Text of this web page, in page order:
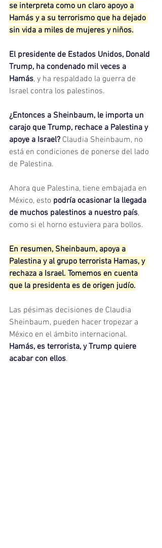
se interpreta como un claro apoyo a
Hamás y a su terrorismo que ha dejado
sin vida a miles de mujeres y niños.
El presidente de Estados Unidos, Donald
Trump, ha condenado mil veces a
Hamás, y ha respaldado la guerra de
Israel contra los palestinos.
¿Entonces a Sheinbaum, le importa un
carajo que Trump, rechace a Palestina y
apoye a Israel? Claudia Sheinbaum, no
está en condiciones de ponerse del lado
de Palestina.
Ahora que Palestina, tiene embajada en
México, esto podría ocasionar la llegada
de muchos palestinos a nuestro país,
como si el horno estuviera para bollos.
En resumen, Sheinbaum, apoya a
Palestina y al grupo terrorista Hamas, y
rechaza a Israel. Tomemos en cuenta
que la presidenta es de origen judío.
Las pésimas decisiones de Claudia
Sheinbaum, pueden hacer tropezar a
México en el ámbito internacional.
Hamás, es terrorista, y Trump quiere
acabar con ellos.